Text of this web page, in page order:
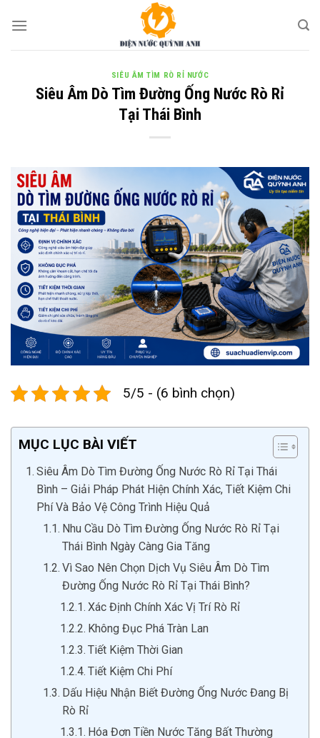
SIÊU ÂM TÌM RÒ RỈ NƯỚC
Siêu Âm Dò Tìm Đường Ống Nước Rò Rỉ
Tại Thái Bình
5/5 - (6 bình chọn)
MỤC LỤC BÀI VIẾT
Siêu Âm Dò Tìm Đường Ống Nước Rò Rỉ Tại Thái
Bình – Giải Pháp Phát Hiện Chính Xác, Tiết Kiệm Chi
Phí Và Bảo Vệ Công Trình Hiệu Quả
Nhu Cầu Dò Tìm Đường Ống Nước Rò Rỉ Tại
Thái Bình Ngày Càng Gia Tăng
Vì Sao Nên Chọn Dịch Vụ Siêu Âm Dò Tìm
Đường Ống Nước Rò Rỉ Tại Thái Bình?
Xác Định Chính Xác Vị Trí Rò Rỉ
Không Đục Phá Tràn Lan
Tiết Kiệm Thời Gian
Tiết Kiệm Chi Phí
Dấu Hiệu Nhận Biết Đường Ống Nước Đang Bị
Rò Rỉ
Hóa Đơn Tiền Nước Tăng Bất Thường